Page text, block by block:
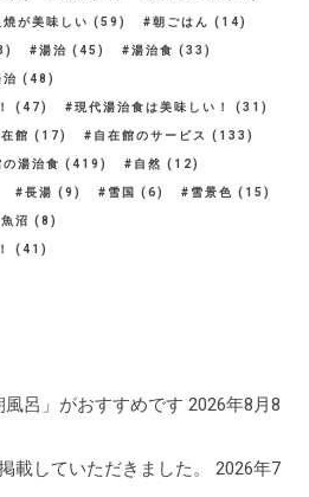
が美味しい (59) 朝ごはん (14)
湯治 (45) 湯治食 (33)
治 (48)
(47) 現代湯治食は美味しい！ (31)
館 (17) 自在館のサービス (133)
の湯治食 (419) 自然 (12)
長湯 (9) 雪国 (6) 雪景色 (15)
魚沼 (8)
(41)
呂」がおすすめです 2026年8月8
載していただきました。
2026年7